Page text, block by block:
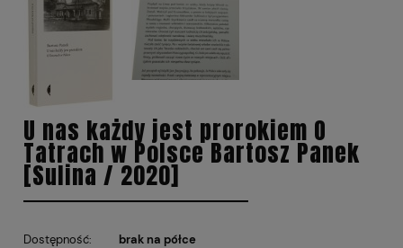
U nas każdy jest prorokiem O
Tatrach w Polsce Bartosz Panek
[Sulina / 2020]
Dostępność: brak na półce